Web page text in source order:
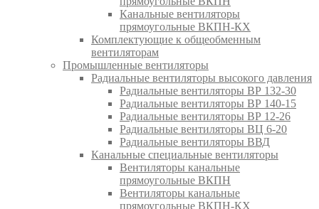
Канальные вентиляторы
прямоугольные ВКПН-КХ
Комплектующие к общеобменным
вентиляторам
Промышленные вентиляторы
Радиальные вентиляторы высокого давления
Радиальные вентиляторы ВР 132-30
Радиальные вентиляторы ВР 140-15
Радиальные вентиляторы ВР 12-26
Радиальные вентиляторы ВЦ 6-20
Радиальные вентиляторы ВВД
Канальные специальные вентиляторы
Вентиляторы канальные
прямоугольные ВКПН
Вентиляторы канальные
прямоугольные ВКПН-КХ